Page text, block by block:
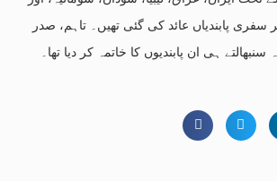
پابندیاں عائد کی گئی تھیں۔ تاہم، صدر
سنبھالتے ہی ان پابندیوں کا خاتمہ کر دیا تھا۔